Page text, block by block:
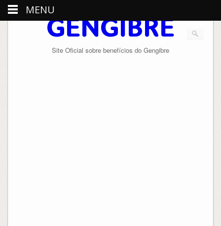
GENGIBRE
Site Oficial sobre benefícios do Gengibre
MENU